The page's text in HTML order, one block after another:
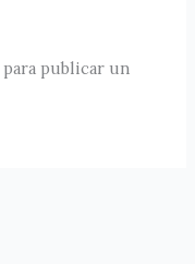
para publicar un